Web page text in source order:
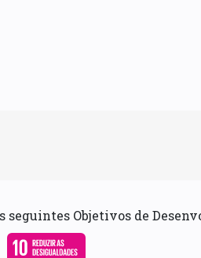
seguintes Objetivos de